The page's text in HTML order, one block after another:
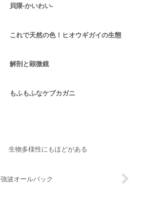
貝隈-かいわい-
これで天然の色！ヒオウギガイの生態
解剖と顕微鏡
もふもふなケブカガニ
生物多様性にもほどがある
強波オールバック